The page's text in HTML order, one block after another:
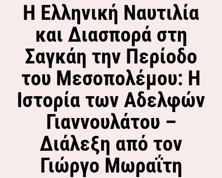
Η Ελληνική Ναυτιλία
και Διασπορά στη
Σαγκάη την Περίοδο
του Μεσοπολέμου: Η
Ιστορία των Αδελφών
Γιαννουλάτου –
Διάλεξη από τον
Γιώργο Μωραΐτη